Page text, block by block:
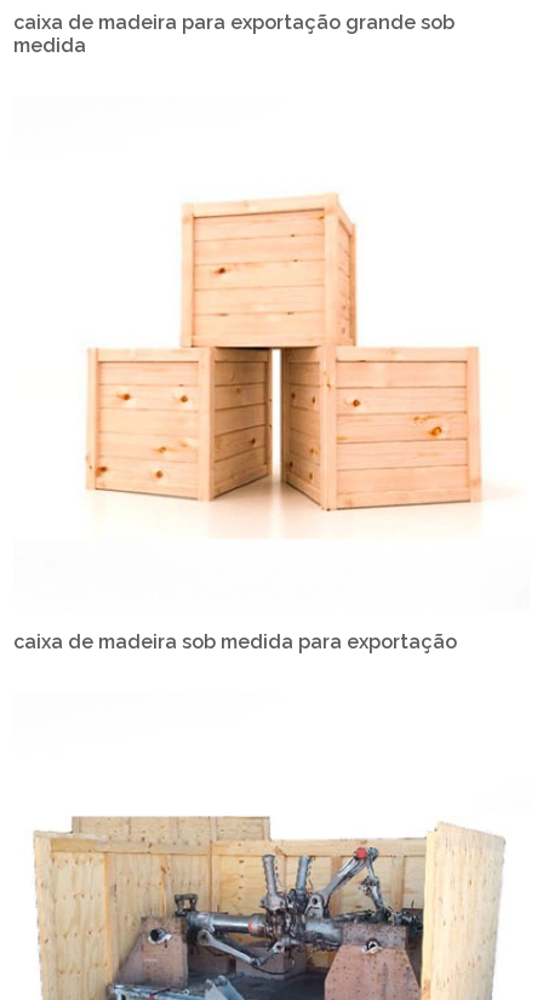
caixa de madeira para exportação grande sob
medida
caixa de madeira sob medida para exportação